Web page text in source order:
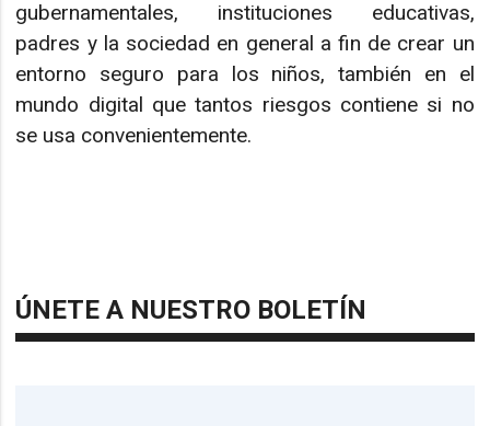
gubernamentales, instituciones educativas,
padres y la sociedad en general a fin de crear un
entorno seguro para los niños, también en el
mundo digital que tantos riesgos contiene si no
se usa convenientemente.
ÚNETE A NUESTRO BOLETÍN